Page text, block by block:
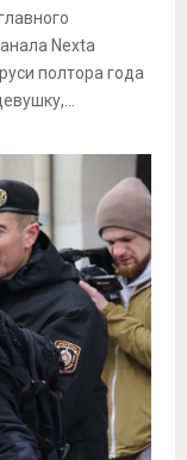
Nexta
полтора года